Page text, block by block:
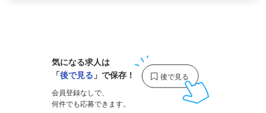
気になる求人は
「後で見る 」で保存！
会員登録なしで、
何件でも応募できます。